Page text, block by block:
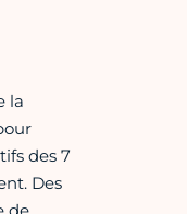
la
des 7
Des